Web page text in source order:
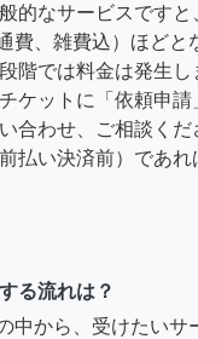
的なサービスです
費、雑費込）ほどと
階では料金は発生
ケットに「依頼申
合わせ、ご相談く
払い決済前）であ
る流れは？
中から、受けたいサ